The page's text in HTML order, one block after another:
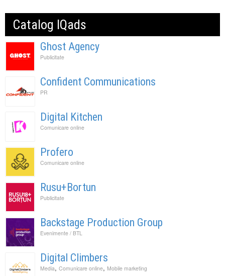
Catalog IQads
Ghost Agency
Publicitate
Confident Communications
PR
Digital Kitchen
Comunicare online
Profero
Comunicare online
Rusu+Bortun
Publicitate
Backstage Production Group
Evenimente / BTL
Digital Climbers
Media, Comunicare online, Mobile marketing